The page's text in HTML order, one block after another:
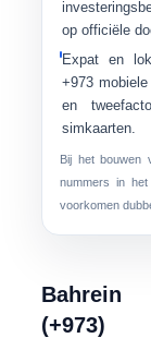
op officiële
Expat en
+973
en
simkaarten.
Bij het bouwen
nummers in het
voorkomen
Bahrein
(+973)